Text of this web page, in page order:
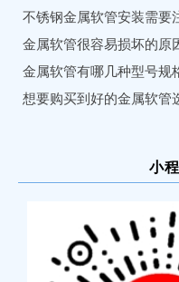
不锈钢金属软管安装需要
金属软管很容易损坏的原
金属软管有哪几种型号规
想要购买到好的金属软管
小